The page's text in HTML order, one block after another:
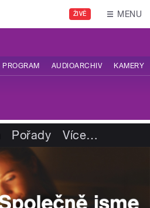
ŽIVĚ MENU
PROGRAM AUDIOARCHIV KAMERY
Pořady Více…